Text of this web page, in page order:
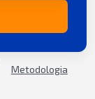
Metodologia